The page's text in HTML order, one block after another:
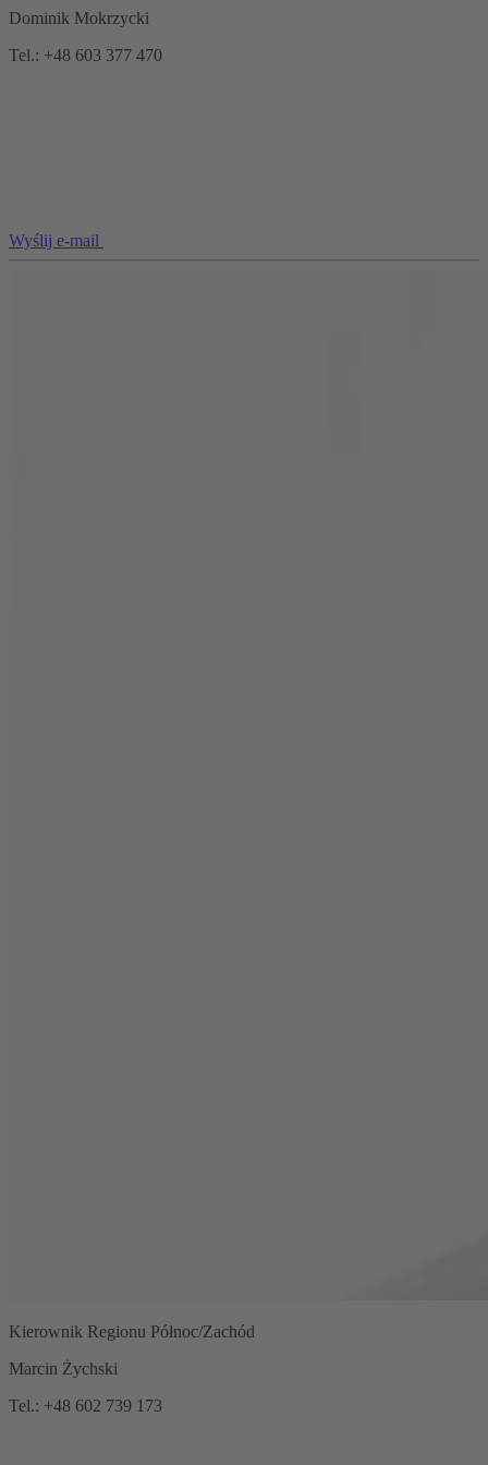
Dominik Mokrzycki
Tel.: +48 603 377 470
Wyślij e-mail
Kierownik Regionu Północ/Zachód
Marcin Żychski
Tel.: +48 602 739 173